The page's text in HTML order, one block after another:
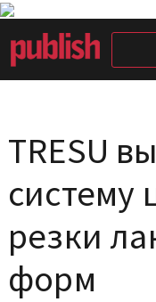
TRESU
систему
резки
форм